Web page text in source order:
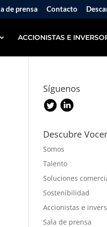
de prensa Contacto
ACCIONISTAS E
Síguenos
Descubre
Somos
Talento
Soluciones
Sostenibilidad
Accionistas e
Sala de prensa